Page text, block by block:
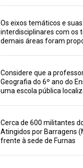
Os eixos temáticos e
interdisciplinares com os
demais áreas foram
Considere que a
Geografia do 6º ano do
uma escola pública
Cerca de 600 militantes
Atingidos por Barragens
frente à sede de Furnas